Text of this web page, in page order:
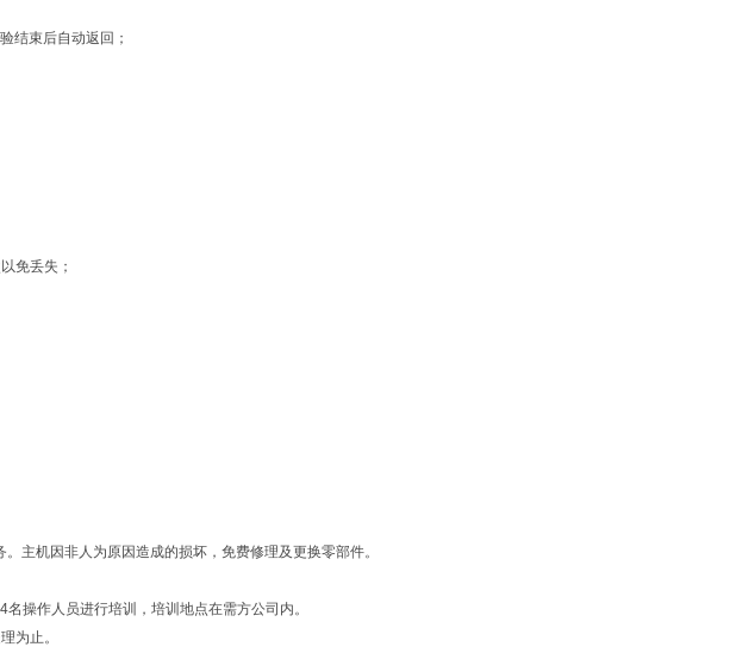
结束后自动返回；
免丢失；
主机因非人为原因造成的损坏，免费修理及更换零部件。
操作人员进行培训，培训地点在需方公司内。
为止。